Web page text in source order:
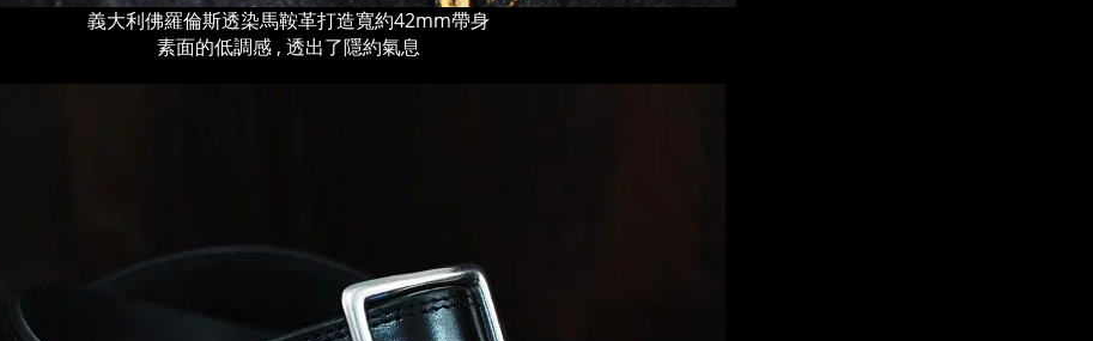
義大利佛羅倫斯透染馬鞍革打造寬約42mm帶身
素面的低調感 , 透出了隱約氣息